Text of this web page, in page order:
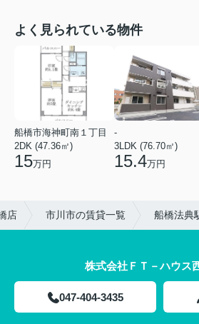
よく見られている物件
船橋市海神町南１丁目
2DK (47.36㎡)
15万円
-
3LDK (76.70㎡)
15.4万円
店 市川市の賃貸一覧 船橋法典
株式会社ＦＴ－ハウス
047-404-3435